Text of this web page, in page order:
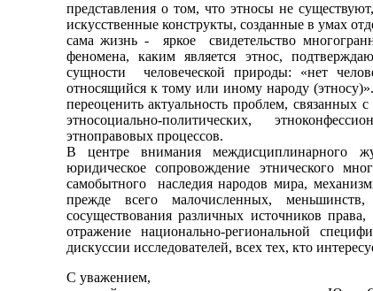
представления о том, что этносы не
искусственные конструкты, созданные в умах
сама жизнь - яркое свидетельство
феномена, каким является этнос,
сущности человеческой природы: «нет
относящийся к тому или иному народу
переоценить актуальность проблем, связанных
этносоциально-политических,
этноправовых процессов.
В центре внимания междисциплинарного
юридическое сопровождение этнического
самобытного наследия народов мира,
прежде всего малочисленных,
сосуществования различных источников права,
отражение национально-региональной
дискуссии исследователей, всех тех, кто
С уважением,